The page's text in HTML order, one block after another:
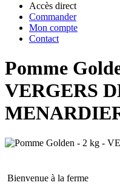
Accès direct
Commander
Mon compte
Contact
Pomme
VERGERS
Bienvenue à la ferme